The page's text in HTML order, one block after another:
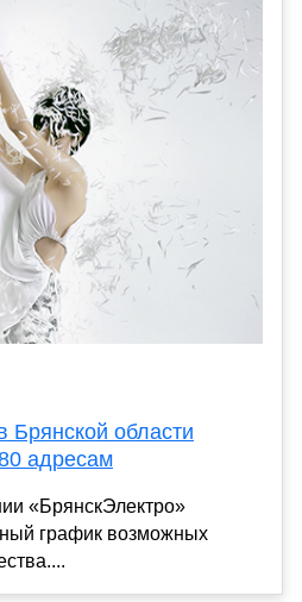
Брянской области
адресам
«БрянскЭлектро»
график возможных